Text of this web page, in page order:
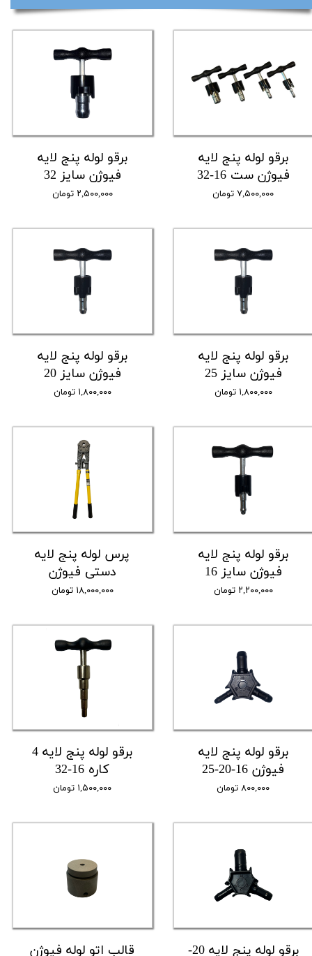
برقو لوله پنج لایه
فیوژن ست 16-32
۷,۵۰۰,۰۰۰ تومان
برقو لوله پنج لایه
فیوژن سایز 32
۲,۵۰۰,۰۰۰ تومان
برقو لوله پنج لایه
فیوژن سایز 25
۱,۸۰۰,۰۰۰ تومان
برقو لوله پنج لایه
فیوژن سایز 20
۱,۸۰۰,۰۰۰ تومان
برقو لوله پنج لایه
فیوژن سایز 16
۲,۲۰۰,۰۰۰ تومان
پرس لوله پنج لایه
دستی فیوژن
۱۸,۰۰۰,۰۰۰ تومان
برقو لوله پنج لایه
فیوژن 16-20-25
۸۰۰,۰۰۰ تومان
برقو لوله پنج لایه 4
کاره 16-32
۱,۵۰۰,۰۰۰ تومان
برقو لوله پنج لایه 20- قالب اتو لوله فیوژن